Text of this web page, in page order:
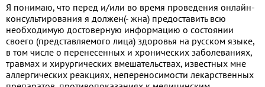
Я понимаю, что перед и/или во время проведения онлайн-
консультирования я должен(- жна) предоставить всю
необходимую достоверную информацию о состоянии
своего (представляемого лица) здоровья на русском языке,
в том числе о перенесенных и хронических заболеваниях,
травмах и хирургических вмешательствах, известных мне
аллергических реакциях, непереносимости лекарственных